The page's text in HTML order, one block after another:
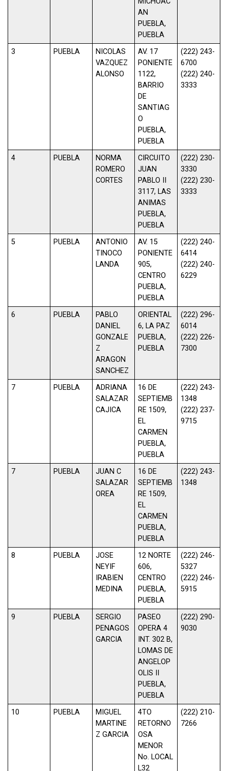
AN
PUEBLA,
PUEBLA
3
PUEBLA
NICOLAS
VAZQUEZ
ALONSO
AV. 17
PONIENTE
1122,
BARRIO
DE
SANTIAG
O
PUEBLA,
PUEBLA
(222) 243-
6700
(222) 240-
3333
4 PUEBLA
NORMA
ROMERO
CORTES
CIRCUITO
JUAN
PABLO II
3117, LAS
ANIMAS
PUEBLA,
PUEBLA
(222) 230-
3330
(222) 230-
3333
5 PUEBLA
ANTONIO
TINOCO
LANDA
AV. 15
PONIENTE
905,
CENTRO
PUEBLA,
PUEBLA
(222) 240-
6414
(222) 240-
6229
6 PUEBLA
PABLO
DANIEL
GONZALE
Z
ARAGON
SANCHEZ
ORIENTAL
6, LA PAZ
PUEBLA,
PUEBLA
(222) 296-
6014
(222) 226-
7300
7 PUEBLA
ADRIANA
SALAZAR
CAJICA
16 DE
SEPTIEMB
RE 1509,
EL
CARMEN
PUEBLA,
PUEBLA
(222) 243-
1348
(222) 237-
9715
7 PUEBLA
JUAN C
SALAZAR
OREA
16 DE
SEPTIEMB
RE 1509,
EL
CARMEN
PUEBLA,
PUEBLA
(222) 243-
1348
8 PUEBLA
JOSE
NEYIF
IRABIEN
MEDINA
12 NORTE
606,
CENTRO
PUEBLA,
PUEBLA
(222) 246-
5327
(222) 246-
5915
9 PUEBLA
SERGIO
PENAGOS
GARCIA
PASEO
OPERA 4
INT. 302 B,
LOMAS DE
ANGELOP
OLIS II
PUEBLA,
PUEBLA
(222) 290-
9030
10 PUEBLA
MIGUEL
MARTINE
Z GARCIA
4TO
RETORNO
OSA
MENOR
No. LOCAL
L32
(222) 210-
7266